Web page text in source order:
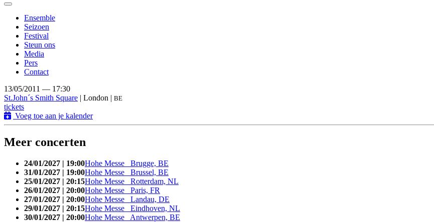
Toggle
navigationEnsemble
Seizoen
Festival
Steun ons
Media
Pers
Contact
13/05/2011 — 17:30
St.John´s Smith Square | London | BE
tickets
Voeg toe aan je kalender
Meer concerten
24/01/2027 | 19:00Hohe Messe Brugge, BE
31/01/2027 | 19:00Hohe Messe Brussel, BE
25/01/2027 | 20:15Hohe Messe Rotterdam, NL
26/01/2027 | 20:00Hohe Messe Paris, FR
27/01/2027 | 20:00Hohe Messe Landau, DE
29/01/2027 | 20:15Hohe Messe Eindhoven, NL
30/01/2027 | 20:00Hohe Messe Antwerpen, BE